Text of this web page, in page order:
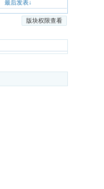
最后发表↓
版块权限查看